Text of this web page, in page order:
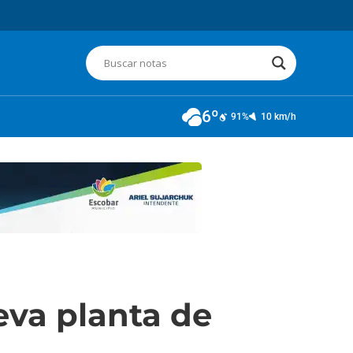
6º 91% 10 km/h
planta de